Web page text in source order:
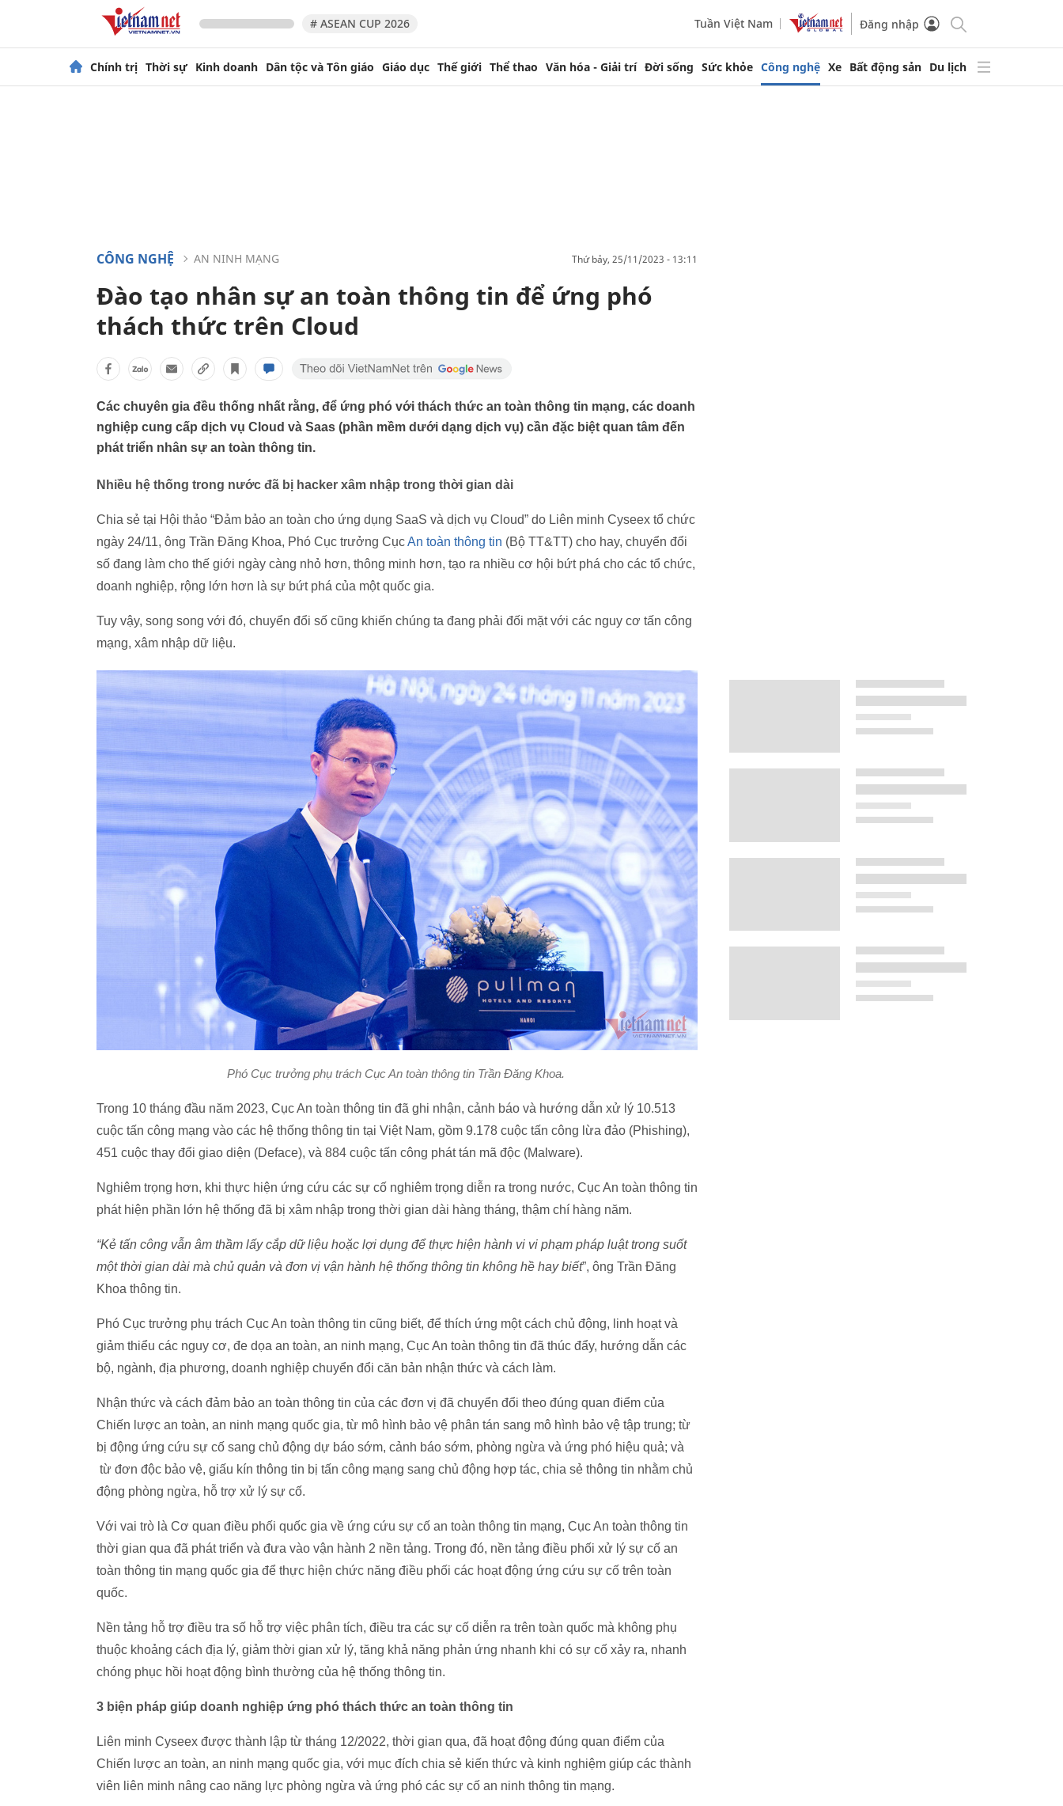
# ASEAN CUP 2026 Tuần Việt Nam Đăng nhập
Chính trị Thời sự Kinh doanh Dân tộc và Tôn giáo Giáo dục Thế giới Thể thao Văn hóa - Giải trí Đời sống Sức khỏe Công nghệ Xe Bất động sản Du lịch
CÔNG NGHỆ AN NINH MẠNG thứ bảy, 25/11/2023 - 13:11
Đào tạo nhân sự an toàn thông tin để ứng phó
thách thức trên Cloud
Các chuyên gia đều thống nhất rằng, để ứng phó với thách thức an toàn thông tin mạng, các doanh
nghiệp cung cấp dịch vụ Cloud và Saas (phần mềm dưới dạng dịch vụ) cần đặc biệt quan tâm đến
phát triển nhân sự an toàn thông tin.
Nhiều hệ thống trong nước đã bị hacker xâm nhập trong thời gian dài
Chia sẻ tại Hội thảo “Đảm bảo an toàn cho ứng dụng SaaS và dịch vụ Cloud” do Liên minh Cyseex tổ chức
ngày 24/11, ông Trần Đăng Khoa, Phó Cục trưởng CụcAn toàn thông tin (Bộ TT&TT) cho hay, chuyển đổi
số đang làm cho thế giới ngày càng nhỏ hơn, thông minh hơn, tạo ra nhiều cơ hội bứt phá cho các tổ chức,
doanh nghiệp, rộng lớn hơn là sự bứt phá của một quốc gia.
Tuy vậy, song song với đó, chuyển đổi số cũng khiến chúng ta đang phải đối mặt với các nguy cơ tấn công
mạng, xâm nhập dữ liệu.
Phó Cục trưởng phụ trách Cục An toàn thông tin Trần Đăng Khoa.
Trong 10 tháng đầu năm 2023, Cục An toàn thông tin đã ghi nhận, cảnh báo và hướng dẫn xử lý 10.513
cuộc tấn công mạng vào các hệ thống thông tin tại Việt Nam, gồm 9.178 cuộc tấn công lừa đảo (Phishing),
451 cuộc thay đổi giao diện (Deface), và 884 cuộc tấn công phát tán mã độc (Malware).
Nghiêm trọng hơn, khi thực hiện ứng cứu các sự cố nghiêm trọng diễn ra trong nước, Cục An toàn thông tin
phát hiện phần lớn hệ thống đã bị xâm nhập trong thời gian dài hàng tháng, thậm chí hàng năm.
“Kẻ tấn công vẫn âm thầm lấy cắp dữ liệu hoặc lợi dụng để thực hiện hành vi vi phạm pháp luật trong suốt
một thời gian dài mà chủ quản và đơn vị vận hành hệ thống thông tin không hề hay biết”, ông Trần Đăng
Khoa thông tin.
Phó Cục trưởng phụ trách Cục An toàn thông tin cũng biết, để thích ứng một cách chủ động, linh hoạt và
giảm thiểu các nguy cơ, đe dọa an toàn, an ninh mạng, Cục An toàn thông tin đã thúc đẩy, hướng dẫn các
bộ, ngành, địa phương, doanh nghiệp chuyển đổi căn bản nhận thức và cách làm.
Nhận thức và cách đảm bảo an toàn thông tin của các đơn vị đã chuyển đổi theo đúng quan điểm của
Chiến lược an toàn, an ninh mạng quốc gia, từ mô hình bảo vệ phân tán sang mô hình bảo vệ tập trung; từ
bị động ứng cứu sự cố sang chủ động dự báo sớm, cảnh báo sớm, phòng ngừa và ứng phó hiệu quả; và
từ đơn độc bảo vệ, giấu kín thông tin bị tấn công mạng sang chủ động hợp tác, chia sẻ thông tin nhằm chủ
động phòng ngừa, hỗ trợ xử lý sự cố.
Với vai trò là Cơ quan điều phối quốc gia về ứng cứu sự cố an toàn thông tin mạng, Cục An toàn thông tin
thời gian qua đã phát triển và đưa vào vận hành 2 nền tảng. Trong đó, nền tảng điều phối xử lý sự cố an
toàn thông tin mạng quốc gia để thực hiện chức năng điều phối các hoạt động ứng cứu sự cố trên toàn
quốc.
Nền tảng hỗ trợ điều tra số hỗ trợ việc phân tích, điều tra các sự cố diễn ra trên toàn quốc mà không phụ
thuộc khoảng cách địa lý, giảm thời gian xử lý, tăng khả năng phản ứng nhanh khi có sự cố xảy ra, nhanh
chóng phục hồi hoạt động bình thường của hệ thống thông tin.
3 biện pháp giúp doanh nghiệp ứng phó thách thức an toàn thông tin
Liên minh Cyseex được thành lập từ tháng 12/2022, thời gian qua, đã hoạt động đúng quan điểm của
Chiến lược an toàn, an ninh mạng quốc gia, với mục đích chia sẻ kiến thức và kinh nghiệm giúp các thành
viên liên minh nâng cao năng lực phòng ngừa và ứng phó các sự cố an ninh thông tin mạng.